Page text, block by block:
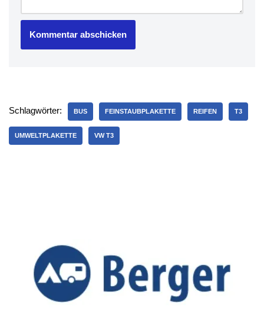
Schlagwörter: BUS FEINSTAUBPLAKETTE REIFEN T3
UMWELTPLAKETTE VW T3